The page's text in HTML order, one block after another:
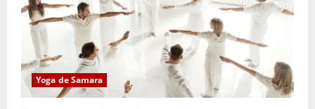
Yoga de Samara